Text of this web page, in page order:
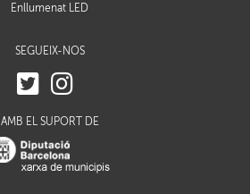
Enllumenat LED
SEGUEIX-NOS
AMB EL SUPORT DE